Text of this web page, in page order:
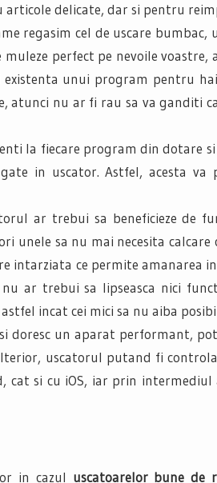
articole delicate, dar si pentru
regasim cel de uscare bumbac,
perfect pe nevoile voastre,
unui program pentru
atunci nu ar fi rau sa va ganditi
la fiecare program din dotare
in uscator. Astfel, acesta va
ar trebui sa beneficieze de
unele sa nu mai necesita calcare
intarziata ce permite amanarea
ar trebui sa lipseasca nici
incat cei mici sa nu aiba
doresc un aparat performant,
uscatorul putand fi
cat si cu iOS, iar prin
in cazul uscatoarelor bune de